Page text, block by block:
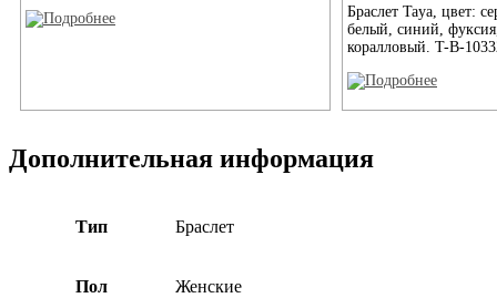
Браслет Taya, цвет:
белый, синий,
коралловый. T-B-
Дополнительная информация
Тип Браслет
Пол Женские